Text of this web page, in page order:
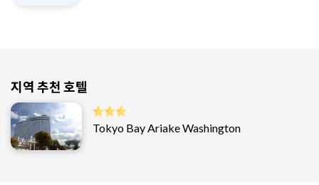
지역 추천 호텔
Tokyo Bay Ariake Washington